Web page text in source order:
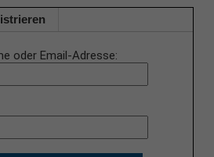
oder Email-Adresse